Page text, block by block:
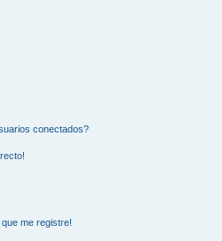
conectados?
me registre!